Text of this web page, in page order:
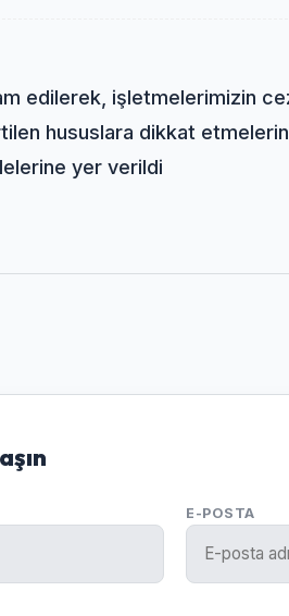
edilerek, işletmelerimizin
hususlara dikkat
yer verildi
E-POSTA